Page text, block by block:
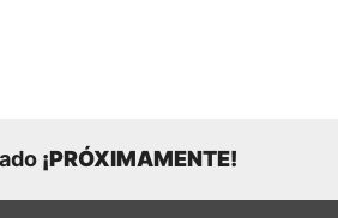
¡PRÓXIMAMENTE!